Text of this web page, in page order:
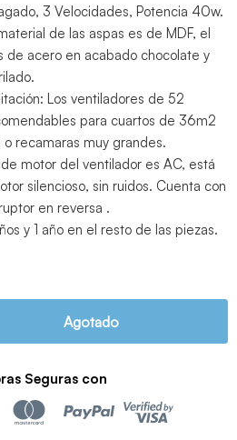
3 Velocidades, Potencia 40w.
de las aspas es de MDF, el
de acero en acabado chocolate y
Los ventiladores de 52
para cuartos de 36m2
recamaras muy grandes.
motor del ventilador es AC, está
silencioso, sin ruidos. Cuenta con
en reversa .
y 1 año en el resto de las piezas.
Agotado
Seguras con